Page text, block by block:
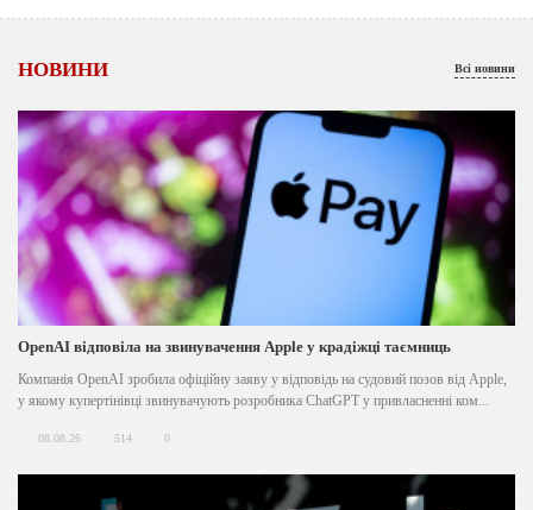
НОВИНИ Всі новини
OpenAI відповіла на звинувачення Apple у крадіжці таємниць
Компанія OpenAI зробила офіційну заяву у відповідь на судовий позов від Apple,
у якому купертінівці звинувачують розробника ChatGPT у привласненні ком...
08.08.26 514 0